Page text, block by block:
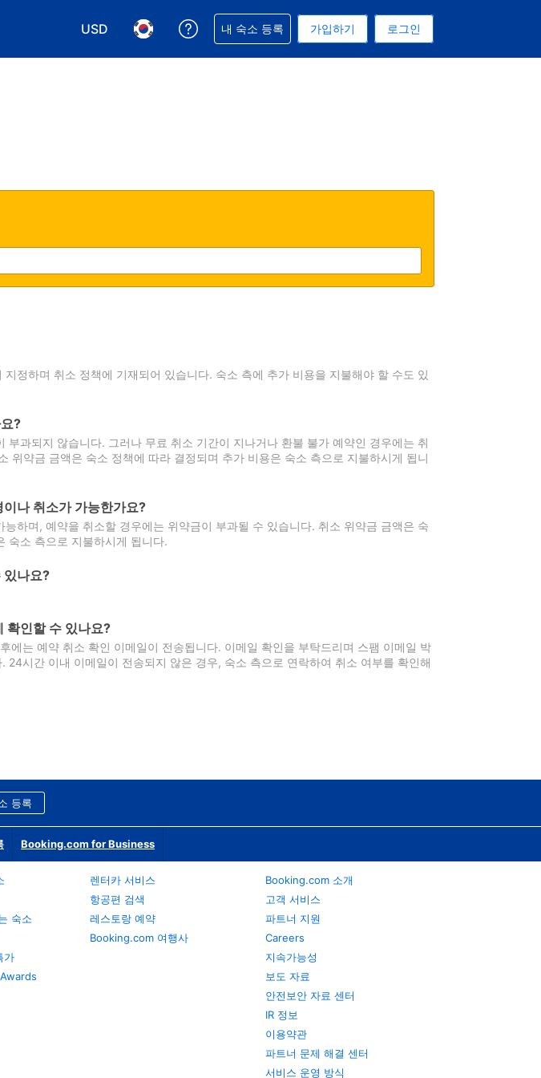
USD
통화 선택. 현재 선택된 통화는 미국 달러입니다
언어 선택. 현재 선택된 언어는 한국어입니다
예약과 관련해 도움을 받으실 수 있습니다
내 숙소 등록 가입하기 로그인
정하며 취소 정책에 기재되어 있습니다. 숙소 측에 추가 비용을 지불해야 할 수도 있
?
부과되지 않습니다. 그러나 무료 취소 기간이 지나거나 환불 불가 예약인 경우에는 취
위약금 금액은 숙소 정책에 따라 결정되며 추가 비용은 숙소 측으로 지불하시게 됩니
나 취소가 가능한가요?
하며, 예약을 취소할 경우에는 위약금이 부과될 수 있습니다. 취소 위약금 금액은 숙
숙소 측으로 지불하시게 됩니다.
있나요?
확인할 수 있나요?
에는 예약 취소 확인 이메일이 전송됩니다. 이메일 확인을 부탁드리며 스팸 이메일 박
24시간 이내 이메일이 전송되지 않은 경우, 숙소 측으로 연락하여 취소 여부를 확인해
등록
Booking.com for Business
숙소
가
렌터카 서비스
항공편 검색
레스토랑 예약
Booking.com 여행사
Booking.com 소개
고객 서비스
파트너 지원
Careers
지속가능성
보도 자료
안전보안 자료 센터
IR 정보
이용약관
파트너 문제 해결 센터
서비스 운영 방식